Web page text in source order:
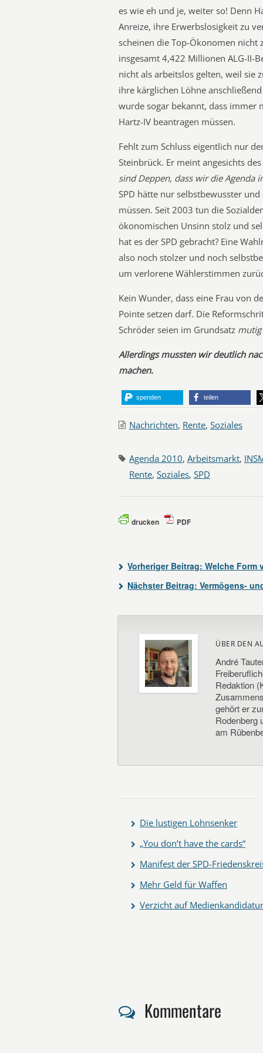
es wie eh und je, weiter so! Denn
Anreize, ihre Erwerbslosigkeit zu
scheinen die Top-Ökonomen
insgesamt 4,422 Millionen ALG-II-
nicht als arbeitslos gelten, weil sie
ihre kärglichen Löhne
wurde sogar bekannt, dass immer
Hartz-IV beantragen müssen.
Fehlt zum Schluss eigentlich nur
Steinbrück. Er meint angesichts
sind Deppen, dass wir die Agenda
SPD hätte nur selbstbewusster
müssen. Seit 2003 tun die
ökonomischen Unsinn stolz und
hat es der SPD gebracht? Eine
also noch stolzer und noch
um verlorene Wählerstimmen
Kein Wunder, dass eine Frau von
Pointe setzen darf. Die
Schröder seien im Grundsatz
Allerdings mussten wir deutlich
machen.
spenden teilen
Nachrichten, Rente, Soziales
Agenda 2010, Arbeitsmarkt,
Rente, Soziales, SPD
drucken PDF
Vorheriger Beitrag: Welche Form
Nächster Beitrag: Vermögens-
ÜBER DEN
André
Redaktion
gehört er
Rodenberg
am
Die lustigen Lohnsenker
„You don’t have the cards“
Manifest der SPD-
Mehr Geld für Waffen
Verzicht auf Medienkandidatur
Kommentare